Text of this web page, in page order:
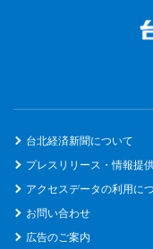
台北経済新聞について
プレスリリース・情報提
アクセスデータの利用に
お問い合わせ
広告のご案内